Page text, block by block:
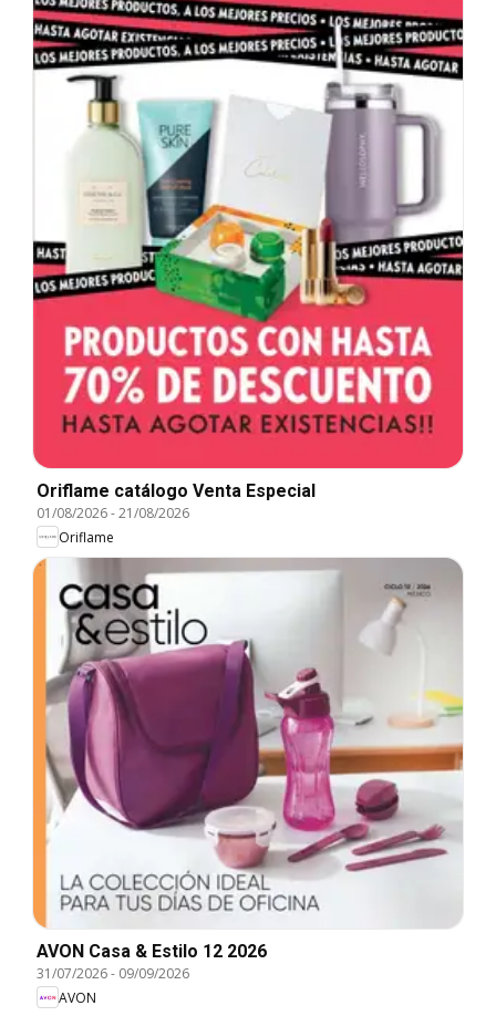
Oriflame catálogo Venta Especial
01/08/2026-21/08/2026
Oriflame
AVON Casa & Estilo 12 2026
31/07/2026- 09/09/2026
AVON